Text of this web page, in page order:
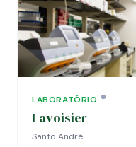
LABORATÓRIO
Lavoisier
Santo André